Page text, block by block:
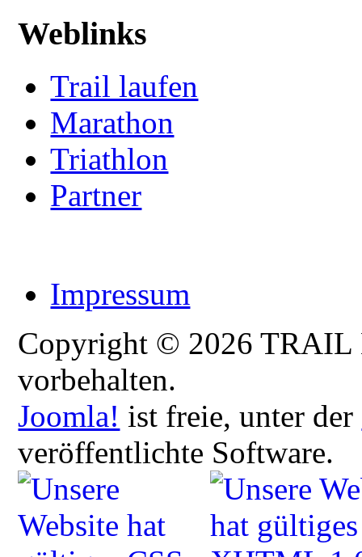
Weblinks
Trail laufen
Marathon
Triathlon
Partner
Impressum
Copyright © 2026 TRAIL
vorbehalten.
Joomla! ist freie, unter der
veröffentlichte Software.